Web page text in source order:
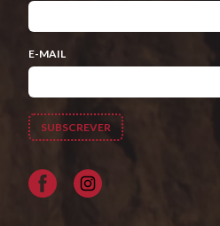
E-MAIL
Facebook